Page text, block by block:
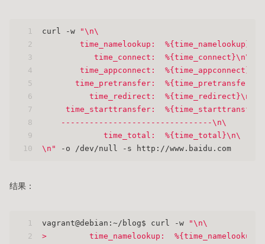
1
2
3
4
5
6
7
8
9
10
curl -w
"\n\
        time_namelookup:  %{time_namelookup}\n\
           time_connect:  %{time_connect}\n\
        time_appconnect:  %{time_appconnect}\n\
time_pretransfer:
          time_redirect:  %{time_redirect}\n\
time_starttransfer:
    --------------------------------\n\
             time_total:  %{time_total}\n\
\n"
-o /dev/null -s http://www.baidu.com
结果：
1
2
vagrant@debian:~/blog$ curl -w
"\n\
>         time_namelookup: